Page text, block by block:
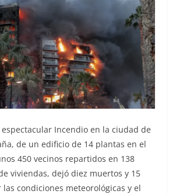
Incendio en la ciudad de
de un edificio de 14 plantas en el
450 vecinos repartidos en 138
viviendas, dejó diez muertos y 15
condiciones meteorológicas y el